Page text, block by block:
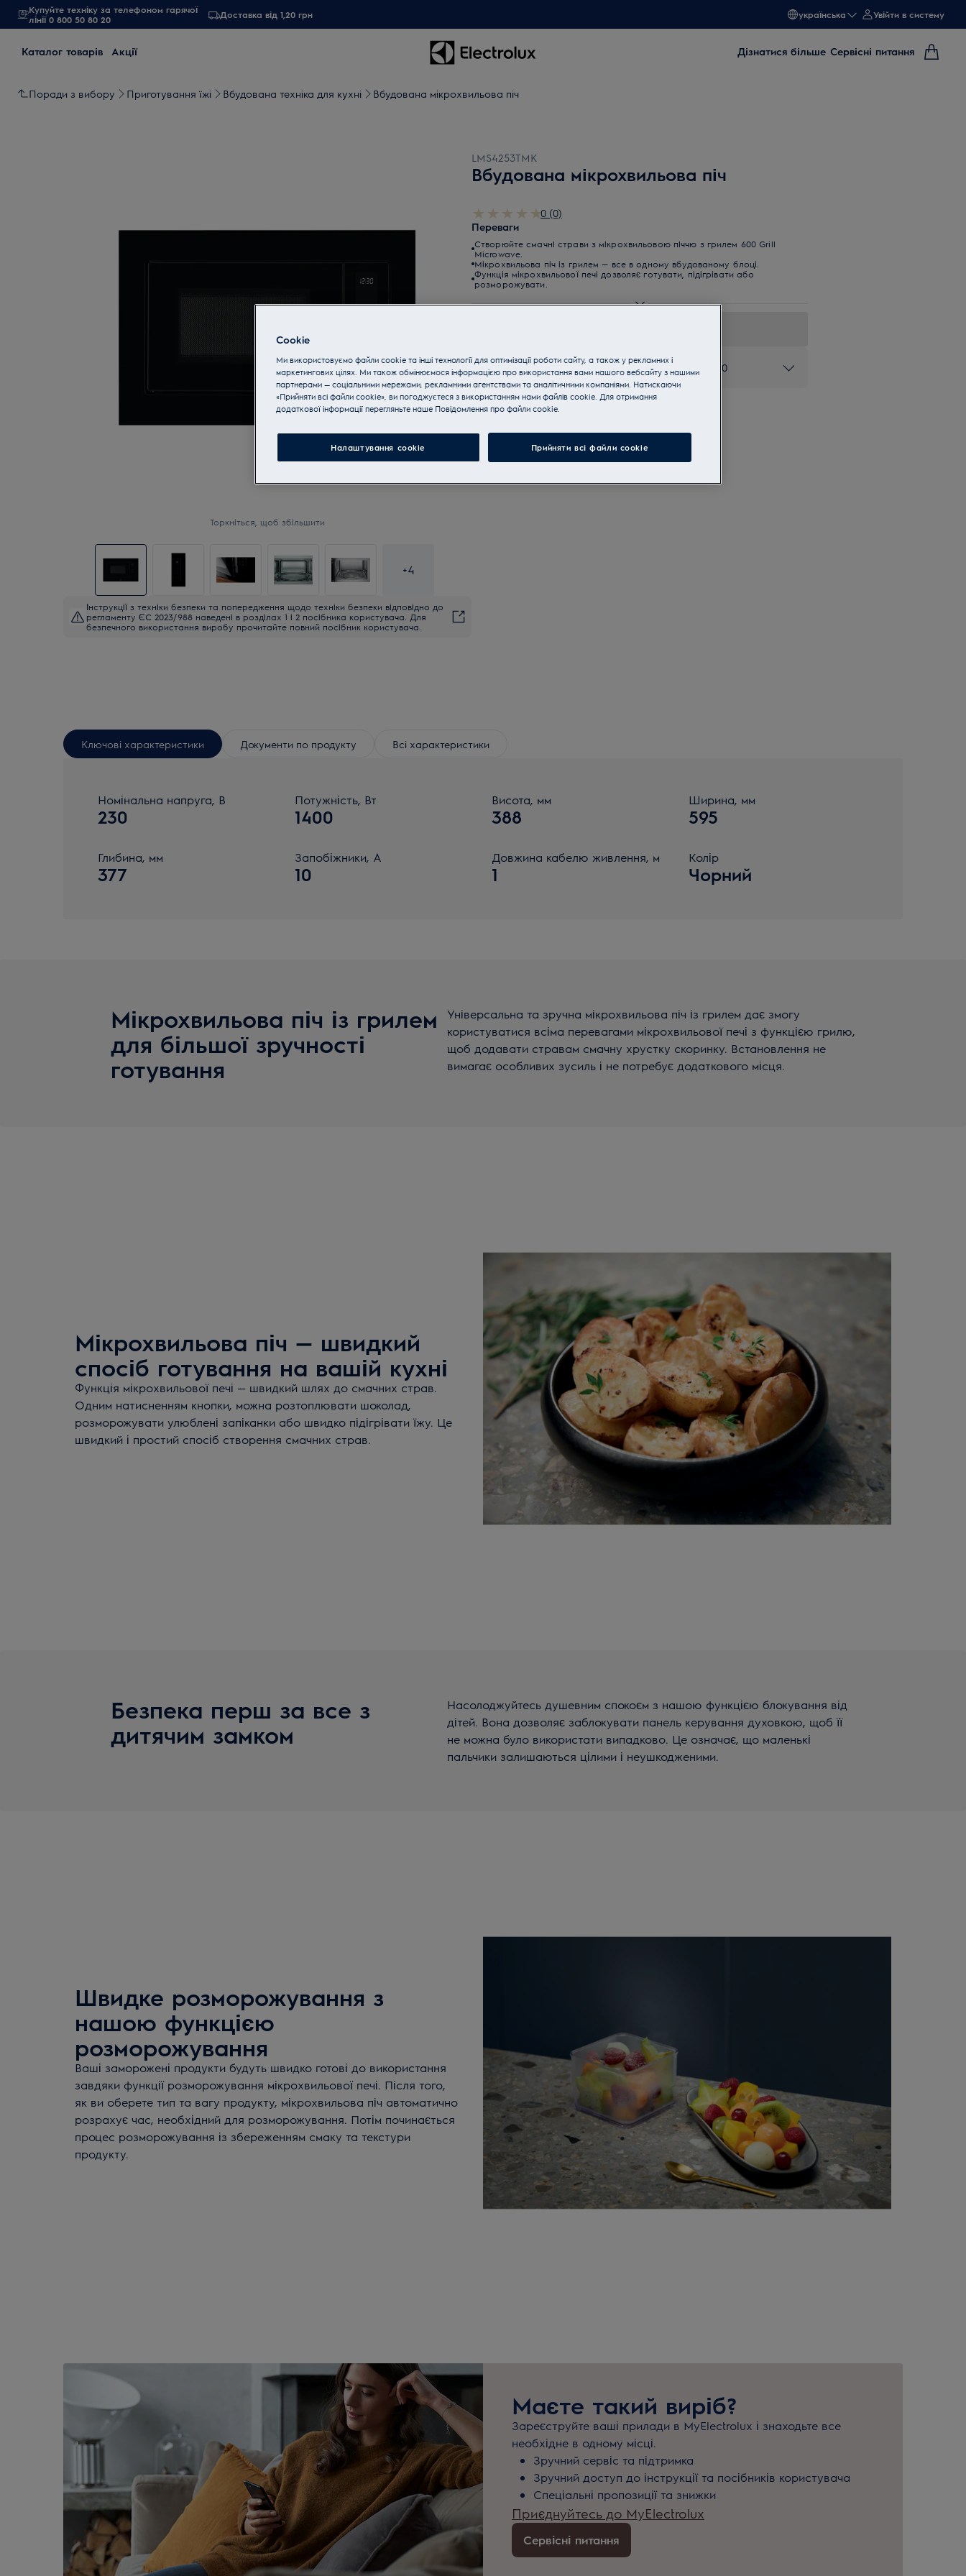
Купуйте техніку за телефоном гарячої
лінії 0 800 50 80 20
Доставка від 1,20 грн українська Увійти в систему
Каталог товарів Акції Дізнатися більше Сервісні питання
Поради з вибору Приготування їжі Вбудована техніка для кухні Вбудована мікрохвильова піч
Торкніться, щоб збільшити
+4
Інструкції з техніки безпеки та попередження щодо техніки безпеки відповідно до
регламенту ЄС 2023/988 наведені в розділах 1 і 2 посібника користувача. Для
безпечного використання виробу прочитайте повний посібник користувача.
LMS4253TMK
Вбудована мікрохвильова піч
0 (0)
Переваги
Створюйте смачні страви з мікрохвильовою піччю з грилем 600 Grill
Microwave.
Мікрохвильова піч із грилем — все в одному вбудованому блоці.
Функція мікрохвильової печі дозволяє готувати, підігрівати або
розморожувати.
Купуйте техніку за телефоном 0 800 50 80 20
Ключові характеристики Документи по продукту Всі характеристики
Номінальна напруга, В
230
Потужність, Вт
1400
Висота, мм
388
Ширина, мм
595
Глибина, мм
377
Запобіжники, А
10
Довжина кабелю живлення, м
1
Колір
Чорний
Мікрохвильова піч із грилем
для більшої зручності
готування
Універсальна та зручна мікрохвильова піч із грилем дає змогу
користуватися всіма перевагами мікрохвильової печі з функцією грилю,
щоб додавати стравам смачну хрустку скоринку. Встановлення не
вимагає особливих зусиль і не потребує додаткового місця.
Мікрохвильова піч — швидкий
спосіб готування на вашій кухні
Функція мікрохвильової печі — швидкий шлях до смачних страв.
Одним натисненням кнопки, можна розтоплювати шоколад,
розморожувати улюблені запіканки або швидко підігрівати їжу. Це
швидкий і простий спосіб створення смачних страв.
Безпека перш за все з
дитячим замком
Насолоджуйтесь душевним спокоєм з нашою функцією блокування від
дітей. Вона дозволяє заблокувати панель керування духовкою, щоб її
не можна було використати випадково. Це означає, що маленькі
пальчики залишаються цілими і неушкодженими.
Швидке розморожування з
нашою функцією
розморожування
Ваші заморожені продукти будуть швидко готові до використання
завдяки функції розморожування мікрохвильової печі. Після того,
як ви оберете тип та вагу продукту, мікрохвильова піч автоматично
розрахує час, необхідний для розморожування. Потім починається
процес розморожування із збереженням смаку та текстури
продукту.
Маєте такий виріб?
Зареєструйте ваші прилади в MyElectrolux і знаходьте все
необхідне в одному місці.
Зручний сервіс та підтримка
Зручний доступ до інструкції та посібників користувача
Спеціальні пропозиції та знижки
Приєднуйтесь до MyElectrolux
Сервісні питання
Cookie
Ми використовуємо файли cookie та інші технології для оптимізації роботи сайту, а також у рекламних і
маркетингових цілях. Ми також обмінюємося інформацією про використання вами нашого вебсайту з нашими
партнерами — соціальними мережами, рекламними агентствами та аналітичними компаніями. Натискаючи
«Прийняти всі файли cookie», ви погоджуєтеся з використанням нами файлів cookie. Для отримання
додаткової інформації перегляньте наше Пoвідомлення прo файли cookie.
Налаштування cookie Прийняти всі файли сookie